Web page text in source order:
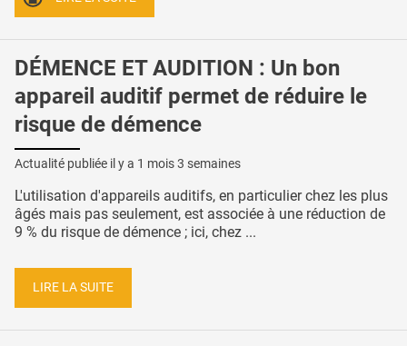
DÉMENCE ET AUDITION : Un bon
appareil auditif permet de réduire le
risque de démence
Actualité publiée il y a 1 mois 3 semaines
L'utilisation d'appareils auditifs, en particulier chez les plus
âgés mais pas seulement, est associée à une réduction de
9 % du risque de démence ; ici, chez ...
LIRE LA SUITE